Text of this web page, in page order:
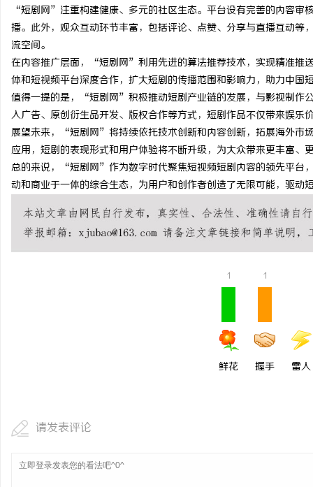
“短剧网”注重构建健康、多元的社区生态。平台设有完善的内容审
播。此外，观众互动环节丰富，包括评论、点赞、分享与直播互动
流空间。
在内容推广层面，“短剧网”利用先进的算法推荐技术，实现精准推
体和短视频平台深度合作，扩大短剧的传播范围和影响力，助力中国
值得一提的是，“短剧网”积极推动短剧产业链的发展，与影视制作
入广告、原创衍生品开发、版权合作等方式，短剧作品不仅带来娱乐
展望未来，“短剧网”将持续依托技术创新和内容创新，拓展海外市
应用，短剧的表现形式和用户体验将不断升级，为大众带来更丰富、
总的来说，“短剧网”作为数字时代聚焦短视频短剧内容的领先平台
动和商业于一体的综合生态，为用户和创作者创造了无限可能，驱动
1
鲜花
1
握手 雷人
请发表评论
武汉配眼镜 上海配眼镜